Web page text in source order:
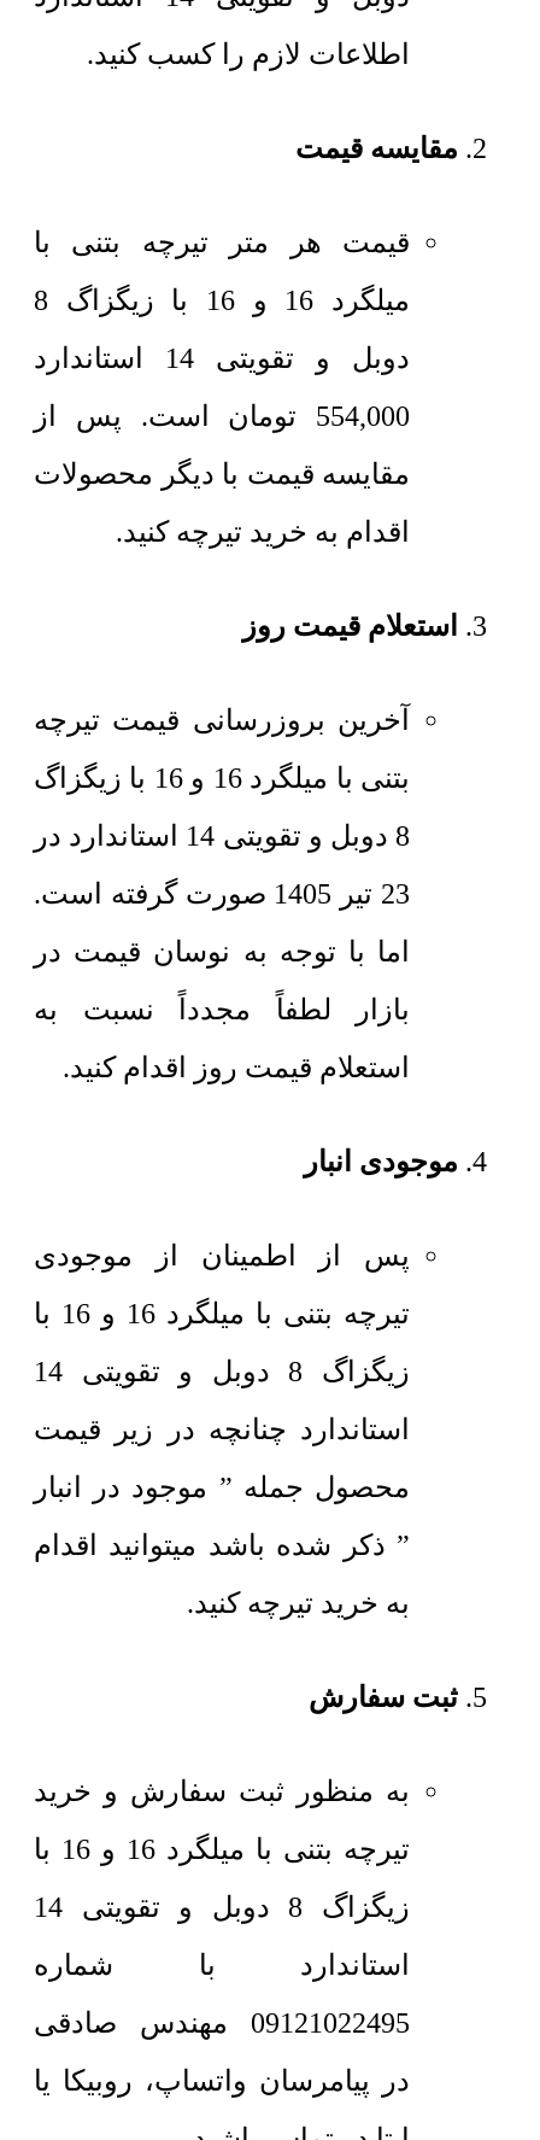
اطلاعات لازم را کسب کنید.
مقایسه قیمت
قیمت هر متر
تیرچه بتنی با
میلگرد 16 و 16 با زیگزاگ 8
دوبل و تقویتی 14 استاندارد
554,000
تومان است. پس از
مقایسه قیمت با دیگر محصولات
اقدام به خرید تیرچه کنید.
استعلام قیمت روز
آخرین بروزرسانی قیمت تیرچه
بتنی با میلگرد 16 و 16 با زیگزاگ
8 دوبل و تقویتی 14 استاندارد در
23 تیر 1405 صورت گرفته است.
اما با توجه به نوسان قیمت در
بازار لطفاً مجدداً نسبت به
استعلام قیمت روز اقدام کنید.
موجودی انبار
پس از اطمینان از موجودی
تیرچه بتنی با میلگرد 16 و 16 با
زیگزاگ 8 دوبل و تقویتی 14
استاندارد چنانچه در زیر قیمت
محصول جمله ” موجود در انبار
” ذکر شده باشد میتوانید اقدام
به خرید تیرچه کنید.
ثبت سفارش
به منظور ثبت سفارش و خرید
تیرچه بتنی با میلگرد 16 و 16 با
زیگزاگ 8 دوبل و تقویتی 14
استاندارد با شماره
09121022495 مهندس صادقی
در پیامرسان واتساپ، روبیکا یا